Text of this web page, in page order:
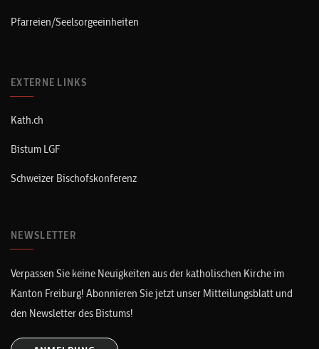
Pfarreien/Seelsorgeeinheiten
EXTERNE LINKS
Kath.ch
Bistum LGF
Schweizer Bischofskonferenz
NEWSLETTER
Verpassen Sie keine Neuigkeiten aus der katholischen Kirche im
Kanton Freiburg! Abonnieren Sie jetzt unser Mitteilungsblatt und
den Newsletter des Bistums!